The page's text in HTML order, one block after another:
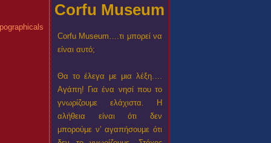
Corfu Museum
Corfu Museum….τι μπορεί να
είναι αυτό;
Θα το έλεγα με μια λέξη….
Αγάπη! Για ένα νησί που το
γνωρίζουμε ελάχιστα. Η
αλήθεια είναι ότι δεν
μπορούμε ν’ αγαπήσουμε ότι